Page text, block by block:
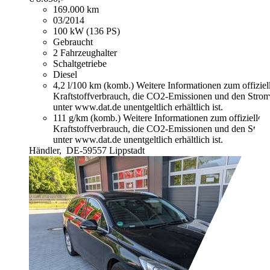
169.000 km
03/2014
100 kW (136 PS)
Gebraucht
2 Fahrzeughalter
Schaltgetriebe
Diesel
4,2 l/100 km (komb.) Weitere Informationen zum
Kraftstoffverbrauch, die CO2-Emissionen und den
unter www.dat.de unentgeltlich erhältlich ist.
111 g/km (komb.) Weitere Informationen zum
Kraftstoffverbrauch, die CO2-Emissionen und den
unter www.dat.de unentgeltlich erhältlich ist.
Händler, DE-59557 Lippstadt